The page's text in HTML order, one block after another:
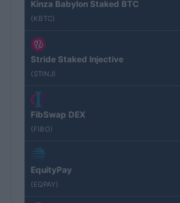
Kinza Babylon Staked BTC
(KBTC)
Stride Staked Injective
(STINJ)
FibSwap DEX
(FIBO)
EquityPay
(EQPAY)